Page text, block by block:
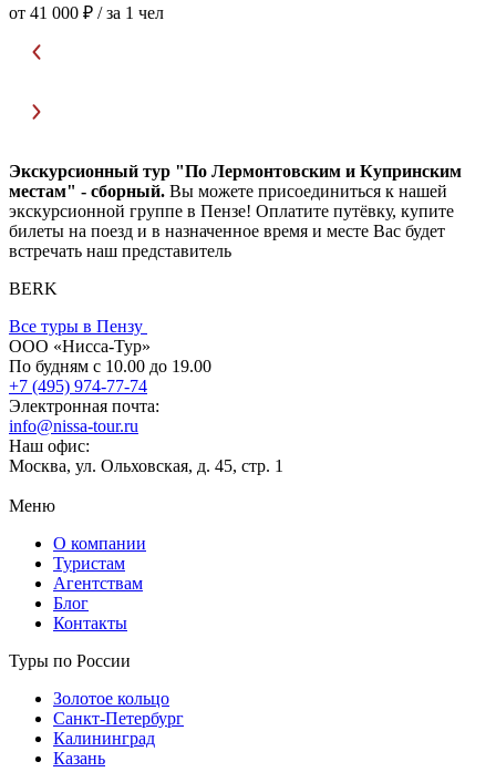
от 41 000 ₽ / за 1 чел
Экскурсионный тур "По Лермонтовским и Купринским
местам" - сборный. Вы можете присоединиться к нашей
экскурсионной группе в Пензе! Оплатите путёвку, купите
билеты на поезд и в назначенное время и месте Вас будет
встречать наш представитель
BERK
Все туры в Пензу
ООО «Нисса-Тур»
По будням с 10.00 до 19.00
+7 (495) 974-77-74
Электронная почта:
info@nissa-tour.ru
Наш офис:
Москва, ул. Ольховская, д. 45, стр. 1
Меню
О компании
Туристам
Агентствам
Блог
Контакты
Туры по России
Золотое кольцо
Санкт-Петербург
Калининград
Казань